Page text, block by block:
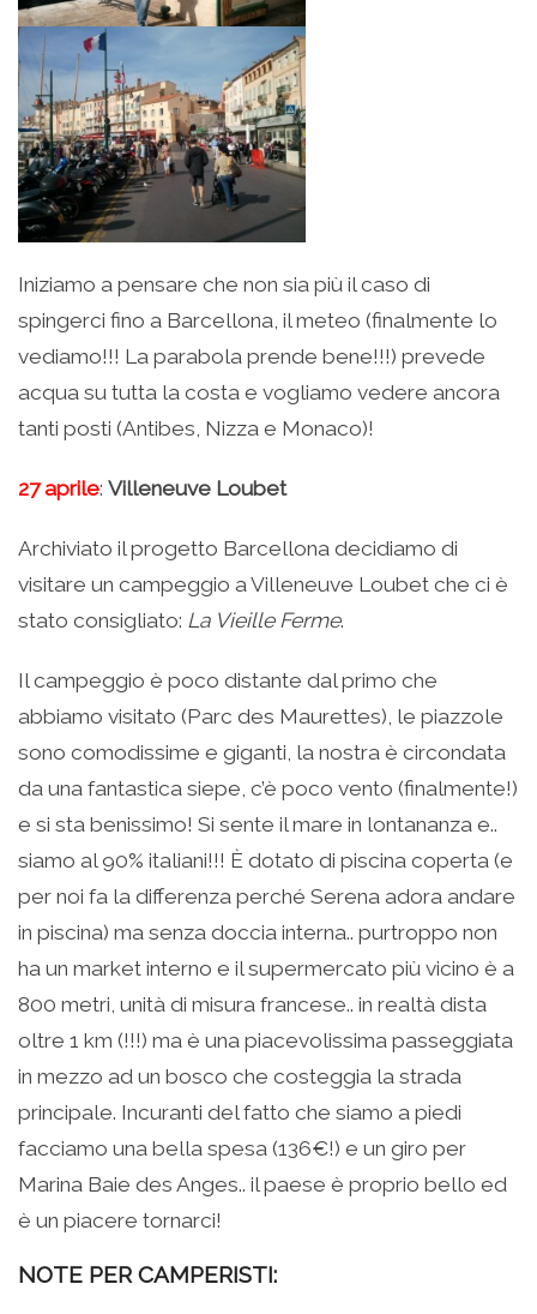
Iniziamo a pensare che non sia più il caso di
spingerci fino a Barcellona, il meteo (finalmente lo
vediamo!!! La parabola prende bene!!!) prevede
acqua su tutta la costa e vogliamo vedere ancora
tanti posti (Antibes, Nizza e Monaco)!
27 aprile: Villeneuve Loubet
Archiviato il progetto Barcellona decidiamo di
visitare un campeggio a Villeneuve Loubet che ci è
stato consigliato: La Vieille Ferme.
Il campeggio è poco distante dal primo che
abbiamo visitato (Parc des Maurettes), le piazzole
sono comodissime e giganti, la nostra è circondata
da una fantastica siepe, c’è poco vento (finalmente!)
e si sta benissimo! Si sente il mare in lontananza e..
siamo al 90% italiani!!! È dotato di piscina coperta (e
per noi fa la differenza perché Serena adora andare
in piscina) ma senza doccia interna.. purtroppo non
ha un market interno e il supermercato più vicino è a
800 metri, unità di misura francese.. in realtà dista
oltre 1 km (!!!) ma è una piacevolissima passeggiata
in mezzo ad un bosco che costeggia la strada
principale. Incuranti del fatto che siamo a piedi
facciamo una bella spesa (136€!) e un giro per
Marina Baie des Anges.. il paese è proprio bello ed
è un piacere tornarci!
NOTE PER CAMPERISTI: